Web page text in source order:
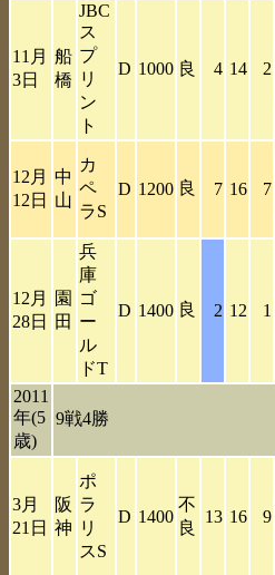
11月
3日
船
橋
JBC
ス
プ
リ
ン
ト
D 1000 良 4 14 2
12月
12日
中
山
カ
ペ
ラS
D 1200 良 7 16 7
12月
28日
園
田
兵
庫
ゴ
ー
ル
ドT
D 1400 良 2 12 1
2011
年(5
歳)
9戦4勝
3月
21日
阪
神
ポ
ラ
リ
スS
D 1400
不
良
13 16 9